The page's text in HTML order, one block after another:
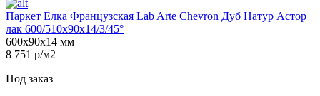
Паркет Елка Французская Lab Arte Chevron Дуб Натур Астор
лак 600/510х90х14/3/45°
600х90х14 мм
8 751 р/м2
Под заказ